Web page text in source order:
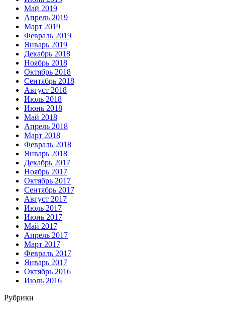
Май 2019
Апрель 2019
Март 2019
Февраль 2019
Январь 2019
Декабрь 2018
Ноябрь 2018
Октябрь 2018
Сентябрь 2018
Август 2018
Июль 2018
Июнь 2018
Май 2018
Апрель 2018
Март 2018
Февраль 2018
Январь 2018
Декабрь 2017
Ноябрь 2017
Октябрь 2017
Сентябрь 2017
Август 2017
Июль 2017
Июнь 2017
Май 2017
Апрель 2017
Март 2017
Февраль 2017
Январь 2017
Октябрь 2016
Июль 2016
Рубрики